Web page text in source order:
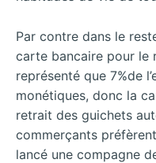
Par contre dans le
carte bancaire pour le
représenté que 7%de
monétiques, donc la
retrait des guichets
commerçants
lancé une compagne